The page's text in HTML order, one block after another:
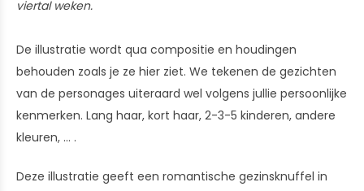
viertal weken.
De illustratie wordt qua compositie en houdingen
behouden zoals je ze hier ziet. We tekenen de gezichten
van de personages uiteraard wel volgens jullie persoonlijke
kenmerken. Lang haar, kort haar, 2-3-5 kinderen, andere
kleuren, ... .
Deze illustratie geeft een romantische gezinsknuffel in